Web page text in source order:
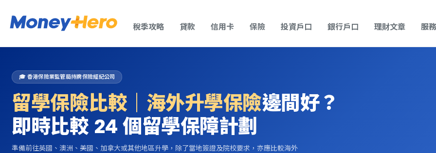
稅季攻略 貸款 信用卡 保險 投資戶口 銀行戶口 理財文章 服
🎓 香港保險業監管局持牌保險經紀公司
留學保險比較｜海外升學保險邊間好？
即時比較 24 個留學保障計劃
準備前往英國、澳洲、美國、加拿大或其他地區升學，除了當地簽證及院校要求，亦應比較海外